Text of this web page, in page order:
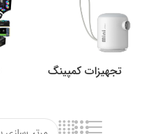
تجهیزات کمپینگ